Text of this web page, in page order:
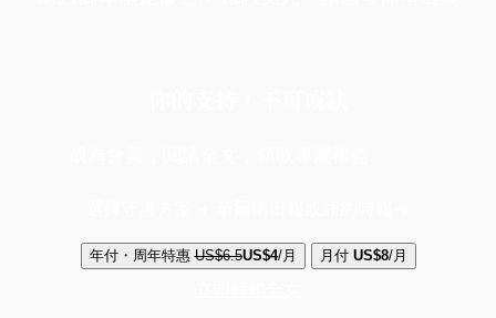
年付・周年特惠 US$6.5US$4/月 月付 US$8/月